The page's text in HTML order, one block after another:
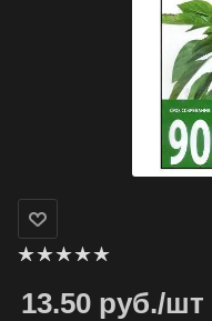
13.50 руб./шт